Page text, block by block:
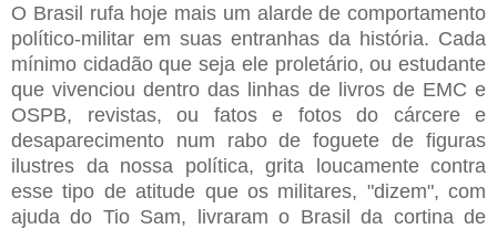
O Brasil rufa hoje mais um alarde de comportamento
político-militar em suas entranhas da história. Cada
mínimo cidadão que seja ele proletário, ou estudante
que vivenciou dentro das linhas de livros de EMC e
OSPB, revistas, ou fatos e fotos do cárcere e
desaparecimento num rabo de foguete de figuras
ilustres da nossa política, grita loucamente contra
esse tipo de atitude que os militares, "dizem", com
ajuda do Tio Sam, livraram o Brasil da cortina de